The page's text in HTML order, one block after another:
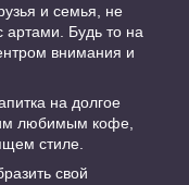
и семья, не
артами. Будь то на
внимания и
на долгое
любимым кофе,
стиле.
свой